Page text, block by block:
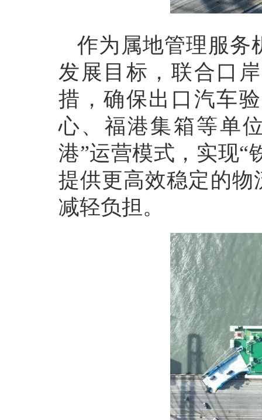
作为属地管理服务
发展目标，联合口
措，确保出口汽车
心、福港集箱等单
港”运营模式，实现
提供更高效稳定的
减轻负担。